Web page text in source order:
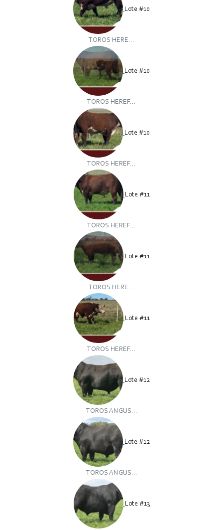
Lote #10
TOROS HERE...
Lote #10
TOROS HEREF...
Lote #10
TOROS HEREF...
Lote #11
TOROS HEREF...
Lote #11
TOROS HERE...
Lote #11
TOROS HEREF...
Lote #12
TOROS ANGUS...
Lote #12
TOROS ANGUS...
Lote #13